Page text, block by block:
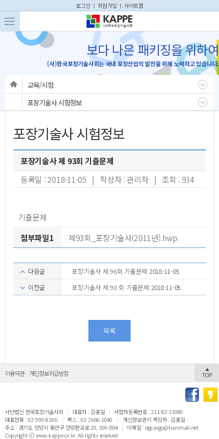
로그인 ㅣ 회원가입 ㅣ 사이트맵
보다 나은 패키징을 위하여
(사)한국포장기술사회는 국내 포장산업의 발전을 위해 노력하고 있습니다.
교육/시험
포장기술사 시험정보
포장기술사 시험정보
포장기술사 제 93회 기출문제
등록일 : 2018-11-05 | 작성자 : 관리자 | 조회 : 934
기출문제
첨부파일1
제93회_포장기술사(2011년).hwp
다음글 포장기술사 제 96회 기출문제 2018-11-05
이전글
포장기술사 제 90 회 기출문제 2018-11-05
목록
이용약관 개인정보취급방침
사단법인 한국포장기술사회 | 대표자 : 김충일 | 사업자등록번호 : 211-82-13080
대표전화 : 02-599-8186
| 팩스 : 02-2666-1040 | 개인정보관리 책임자 : 김충일
주소 : 경기도 안양시 동안구 안양판교로 20, 306-B94 | 이메일 : dgcargo@hanmail.net
Copyright ⓒ www.kappe.or.kr. All rights reserved